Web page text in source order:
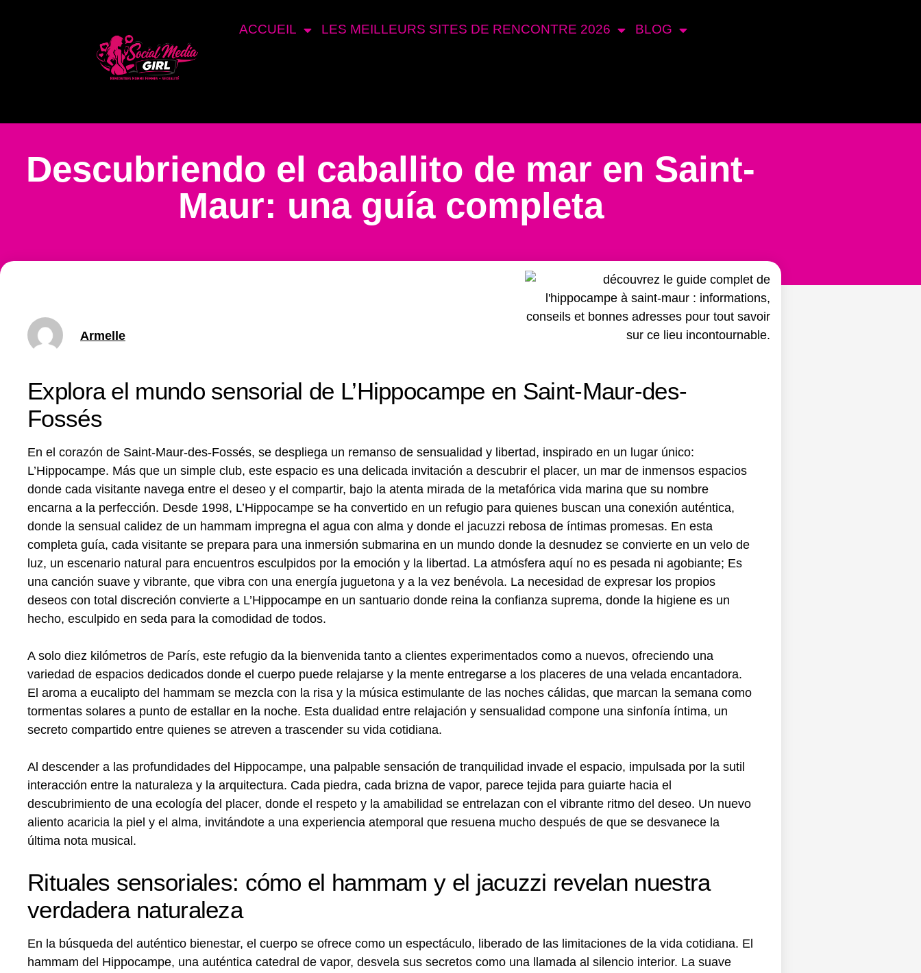
ACCUEIL LES MEILLEURS SITES DE RENCONTRE 2026 BLOG
Descubriendo el caballito de mar en Saint-
Maur: una guía completa
Armelle
Explora el mundo sensorial de L’Hippocampe en Saint-Maur-des-
Fossés
En el corazón de Saint-Maur-des-Fossés, se despliega un remanso de sensualidad y libertad, inspirado en un lugar único:
L’Hippocampe. Más que un simple club, este espacio es una delicada invitación a descubrir el placer, un mar de inmensos espacios
donde cada visitante navega entre el deseo y el compartir, bajo la atenta mirada de la metafórica vida marina que su nombre
encarna a la perfección. Desde 1998, L’Hippocampe se ha convertido en un refugio para quienes buscan una conexión auténtica,
donde la sensual calidez de un hammam impregna el agua con alma y donde el jacuzzi rebosa de íntimas promesas. En esta
completa guía, cada visitante se prepara para una inmersión submarina en un mundo donde la desnudez se convierte en un velo de
luz, un escenario natural para encuentros esculpidos por la emoción y la libertad. La atmósfera aquí no es pesada ni agobiante; Es
una canción suave y vibrante, que vibra con una energía juguetona y a la vez benévola. La necesidad de expresar los propios
deseos con total discreción convierte a L’Hippocampe en un santuario donde reina la confianza suprema, donde la higiene es un
hecho, esculpido en seda para la comodidad de todos.
A solo diez kilómetros de París, este refugio da la bienvenida tanto a clientes experimentados como a nuevos, ofreciendo una
variedad de espacios dedicados donde el cuerpo puede relajarse y la mente entregarse a los placeres de una velada encantadora.
El aroma a eucalipto del hammam se mezcla con la risa y la música estimulante de las noches cálidas, que marcan la semana como
tormentas solares a punto de estallar en la noche. Esta dualidad entre relajación y sensualidad compone una sinfonía íntima, un
secreto compartido entre quienes se atreven a trascender su vida cotidiana.
Al descender a las profundidades del Hippocampe, una palpable sensación de tranquilidad invade el espacio, impulsada por la sutil
interacción entre la naturaleza y la arquitectura. Cada piedra, cada brizna de vapor, parece tejida para guiarte hacia el
descubrimiento de una ecología del placer, donde el respeto y la amabilidad se entrelazan con el vibrante ritmo del deseo. Un nuevo
aliento acaricia la piel y el alma, invitándote a una experiencia atemporal que resuena mucho después de que se desvanece la
última nota musical.
Rituales sensoriales: cómo el hammam y el jacuzzi revelan nuestra
verdadera naturaleza
En la búsqueda del auténtico bienestar, el cuerpo se ofrece como un espectáculo, liberado de las limitaciones de la vida cotidiana. El
hammam del Hippocampe, una auténtica catedral de vapor, desvela sus secretos como una llamada al silencio interior. La suave